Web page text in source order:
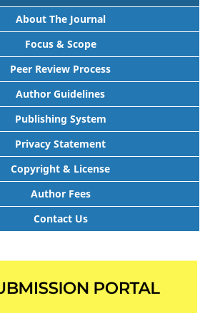
About The Journal
Focus & Scope
Peer Review Process
Author Guidelines
Publishing System
Privacy Statement
Copyright & License
Author Fees
Contact Us